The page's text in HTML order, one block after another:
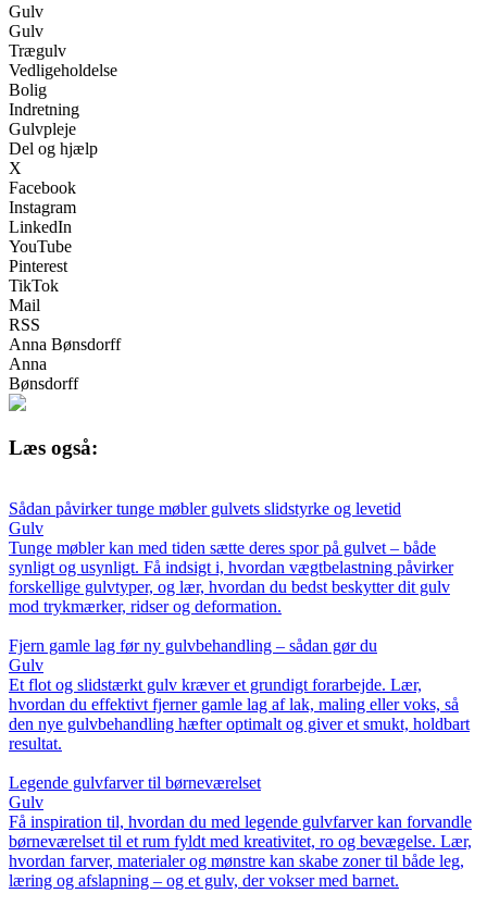
Gulv
Gulv
Trægulv
Vedligeholdelse
Bolig
Indretning
Gulvpleje
Del og hjælp
X
Facebook
Instagram
LinkedIn
YouTube
Pinterest
TikTok
Mail
RSS
Anna Bønsdorff
Anna
Bønsdorff
Læs også:
Sådan påvirker tunge møbler gulvets slidstyrke og levetid
Gulv
Tunge møbler kan med tiden sætte deres spor på gulvet – både
synligt og usynligt. Få indsigt i, hvordan vægtbelastning påvirker
forskellige gulvtyper, og lær, hvordan du bedst beskytter dit gulv
mod trykmærker, ridser og deformation.
Fjern gamle lag før ny gulvbehandling – sådan gør du
Gulv
Et flot og slidstærkt gulv kræver et grundigt forarbejde. Lær,
hvordan du effektivt fjerner gamle lag af lak, maling eller voks, så
den nye gulvbehandling hæfter optimalt og giver et smukt, holdbart
resultat.
Legende gulvfarver til børneværelset
Gulv
Få inspiration til, hvordan du med legende gulvfarver kan forvandle
børneværelset til et rum fyldt med kreativitet, ro og bevægelse. Lær,
hvordan farver, materialer og mønstre kan skabe zoner til både leg,
læring og afslapning – og et gulv, der vokser med barnet.